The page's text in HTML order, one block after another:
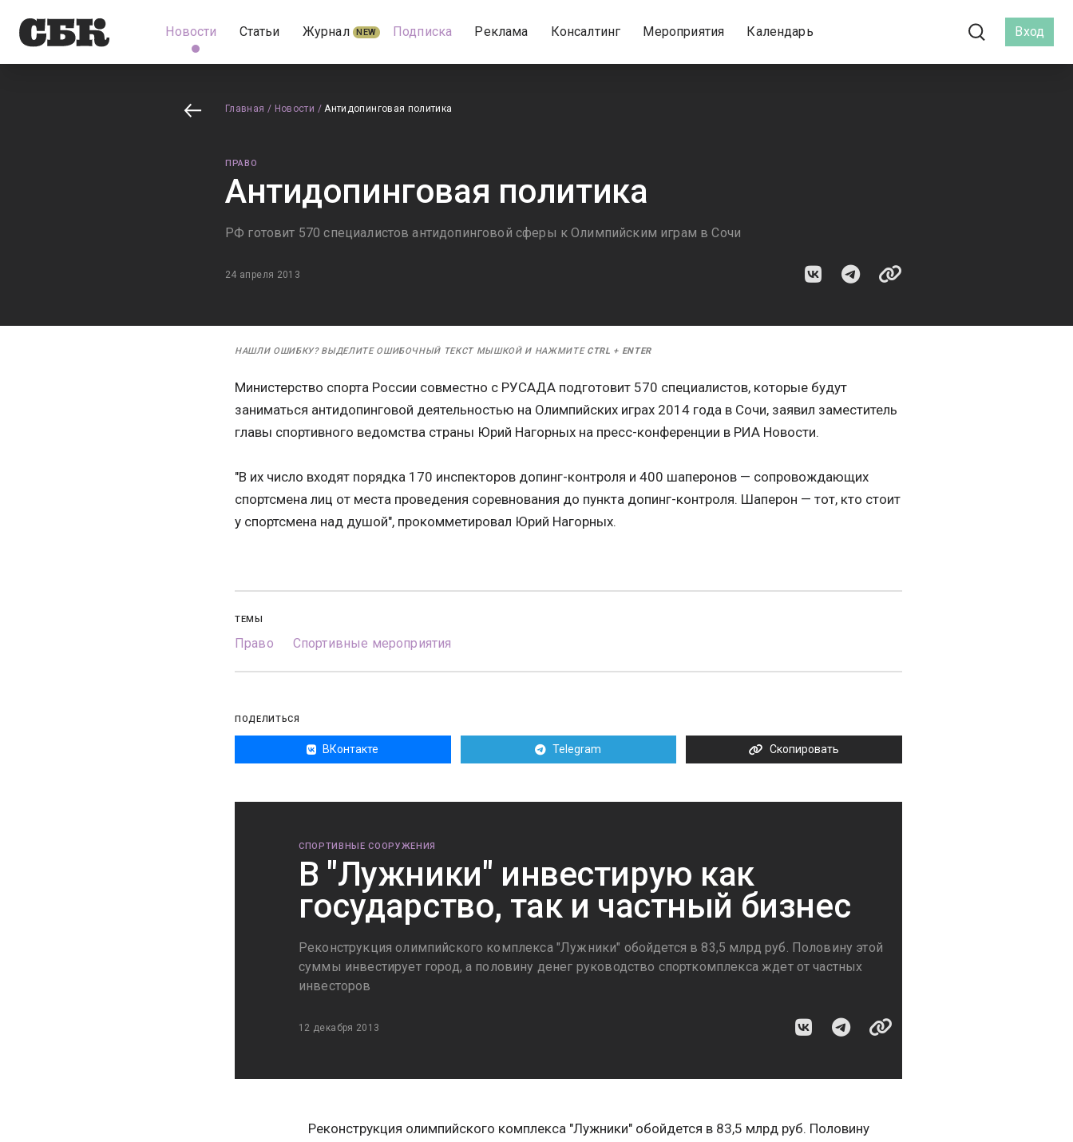
Новости Статьи Журнал NEW Подписка Реклама Консалтинг Мероприятия Календарь Вход
Главная / Новости / Антидопинговая политика
ПРАВО
Антидопинговая политика
РФ готовит 570 специалистов антидопинговой сферы к Олимпийским играм в Сочи
24 апреля 2013
НАШЛИ ОШИБКУ? ВЫДЕЛИТЕ ОШИБОЧНЫЙ ТЕКСТ МЫШКОЙ И НАЖМИТЕ CTRL + ENTER
Министерство спорта России совместно с РУСАДА подготовит 570 специалистов, которые будут
заниматься антидопинговой деятельностью на Олимпийских играх 2014 года в Сочи, заявил заместитель
главы спортивного ведомства страны Юрий Нагорных на пресс-конференции в РИА Новости.
"В их число входят порядка 170 инспекторов допинг-контроля и 400 шаперонов — сопровождающих
спортсмена лиц от места проведения соревнования до пункта допинг-контроля. Шаперон — тот, кто стоит
у спортсмена над душой", прокомметировал Юрий Нагорных.
ТЕМЫ
Право Спортивные мероприятия
ПОДЕЛИТЬСЯ
ВКонтакте Telegram Скопировать
СПОРТИВНЫЕ СООРУЖЕНИЯ
В "Лужники" инвестирую как
государство, так и частный бизнес
Реконструкция олимпийского комплекса "Лужники" обойдется в 83,5 млрд руб. Половину этой
суммы инвестирует город, а половину денег руководство спорткомплекса ждет от частных
инвесторов
12 декабря 2013
Реконструкция олимпийского комплекса "Лужники" обойдется в 83,5 млрд руб. Половину